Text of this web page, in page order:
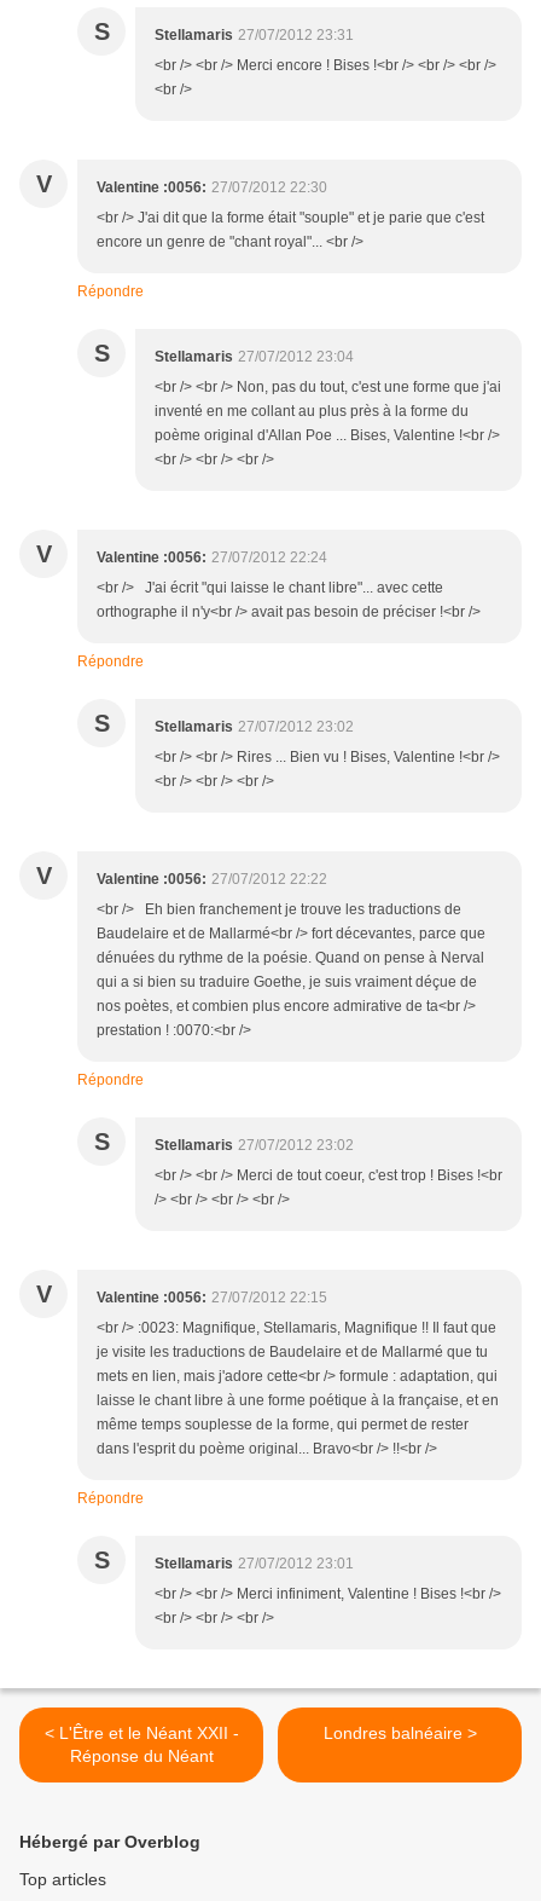
S Stellamaris 27/07/2012 23:31
<br /> <br /> Merci encore ! Bises !<br /> <br /> <br />
<br />
V Valentine :0056: 27/07/2012 22:30
<br /> J'ai dit que la forme était "souple" et je parie que c'est
encore un genre de "chant royal"... <br />
Répondre
S Stellamaris 27/07/2012 23:04
<br /> <br /> Non, pas du tout, c'est une forme que j'ai
inventé en me collant au plus près à la forme du
poème original d'Allan Poe ... Bises, Valentine !<br />
<br /> <br /> <br />
V Valentine :0056: 27/07/2012 22:24
<br /> J'ai écrit "qui laisse le chant libre"... avec cette
orthographe il n'y<br /> avait pas besoin de préciser !<br />
Répondre
S Stellamaris 27/07/2012 23:02
<br /> <br /> Rires ... Bien vu ! Bises, Valentine !<br />
<br /> <br /> <br />
V Valentine :0056: 27/07/2012 22:22
<br /> Eh bien franchement je trouve les traductions de
Baudelaire et de Mallarmé<br /> fort décevantes, parce que
dénuées du rythme de la poésie. Quand on pense à Nerval
qui a si bien su traduire Goethe, je suis vraiment déçue de
nos poètes, et combien plus encore admirative de ta<br />
prestation ! :0070:<br />
Répondre
S Stellamaris 27/07/2012 23:02
<br /> <br /> Merci de tout coeur, c'est trop ! Bises !<br
/> <br /> <br /> <br />
V Valentine :0056: 27/07/2012 22:15
<br /> :0023: Magnifique, Stellamaris, Magnifique !! Il faut que
je visite les traductions de Baudelaire et de Mallarmé que tu
mets en lien, mais j'adore cette<br /> formule : adaptation, qui
laisse le chant libre à une forme poétique à la française, et en
même temps souplesse de la forme, qui permet de rester
dans l'esprit du poème original... Bravo<br /> !!<br />
Répondre
S Stellamaris 27/07/2012 23:01
<br /> <br /> Merci infiniment, Valentine ! Bises !<br />
<br /> <br /> <br />
< L'Être et le Néant XXII -
Réponse du Néant
Londres balnéaire >
Hébergé par Overblog
Top articles